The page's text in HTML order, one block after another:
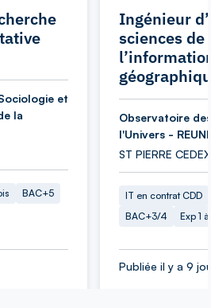
et
la
BAC+5
Ingénieur
sciences de
Observatoire
l'Univers -
ST PIERRE
IT en contrat CDD
BAC+3/4
Exp 1
Publiée il y a 9